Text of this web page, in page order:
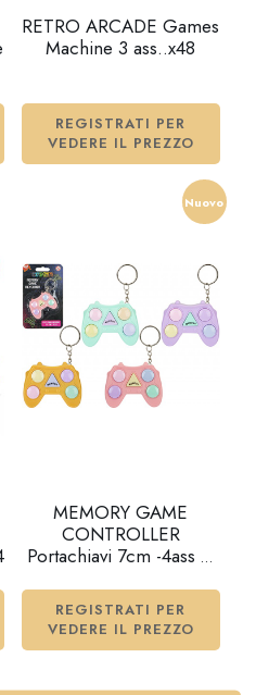
RETRO ARCADE Games
Machine 3 ass..x48
REGISTRATI PER
VEDERE IL PREZZO
Nuovo
MEMORY GAME
CONTROLLER
Portachiavi 7cm -4ass –
REGISTRATI PER
VEDERE IL PREZZO